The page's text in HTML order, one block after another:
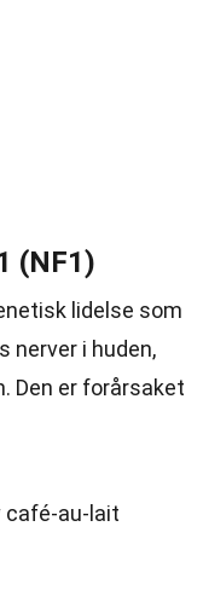
(NF1)
lidelse som
nerver i huden,
Den er forårsaket
café-au-lait